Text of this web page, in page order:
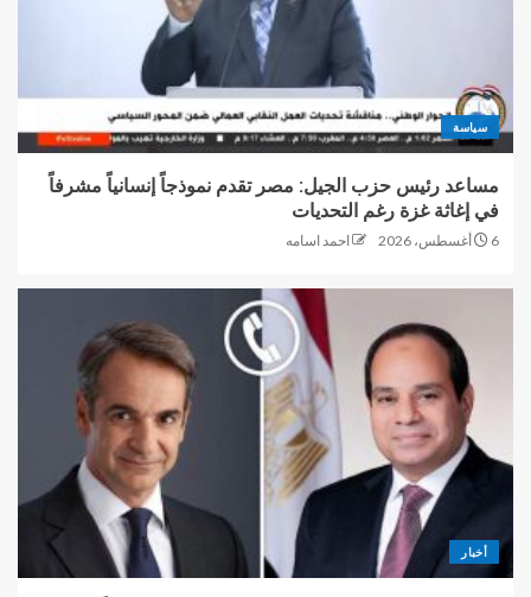
سياسة
مساعد رئيس حزب الجيل: مصر تقدم نموذجاً إنسانياً مشرفاً
في إغاثة غزة رغم التحديات
6 أغسطس، 2026 احمد اسامه
أخبار